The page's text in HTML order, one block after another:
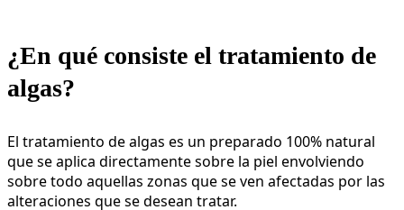
¿En qué consiste el tratamiento de
algas?
El tratamiento de algas es un preparado 100% natural
que se aplica directamente sobre la piel envolviendo
sobre todo aquellas zonas que se ven afectadas por las
alteraciones que se desean tratar.